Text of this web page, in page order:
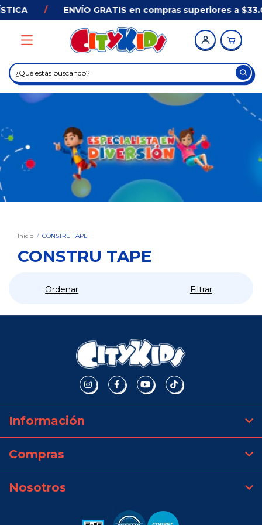
/ ENVÍO GRATIS en compras superiores a
Inicio / CONSTRU TAPE
CONSTRU TAPE
Ordenar Filtrar
Información
Compras
Nosotros